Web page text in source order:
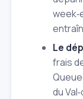
Le
frais
du